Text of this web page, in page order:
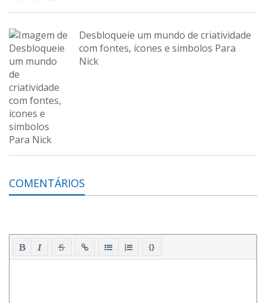
Desbloqueie um mundo de criatividade
com fontes, ícones e simbolos Para
Nick
COMENTÁRIOS
{}